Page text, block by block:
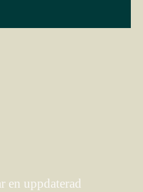
en uppdaterad